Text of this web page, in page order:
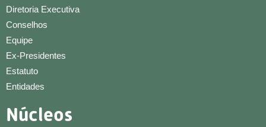
Diretoria Executiva
Conselhos
Equipe
Ex-Presidentes
Estatuto
Entidades
Núcleos